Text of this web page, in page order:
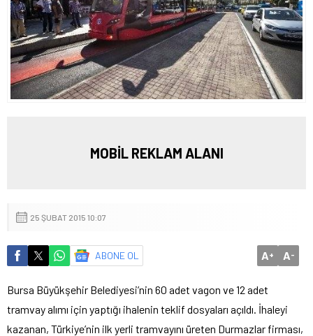
MOBİL REKLAM ALANI
25 ŞUBAT 2015 10:07
ABONE OL A+ A-
Bursa Büyükşehir Belediyesi’nin 60 adet vagon ve 12 adet
tramvay alımı için yaptığı ihalenin teklif dosyaları açıldı. İhaleyi
kazanan, Türkiye’nin ilk yerli tramvayını üreten Durmazlar firması,